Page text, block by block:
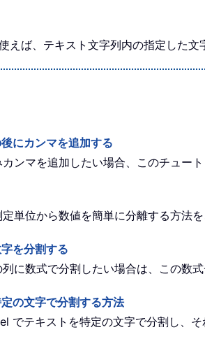
えば、テキスト文字列内の指定した文
にカンマを追加する
ンマを追加したい場合、このチュー
単位から数値を簡単に分離する方法を
を分割する
に数式で分割したい場合は、この数式
の文字で分割する方法
でテキストを特定の文字で分割し、